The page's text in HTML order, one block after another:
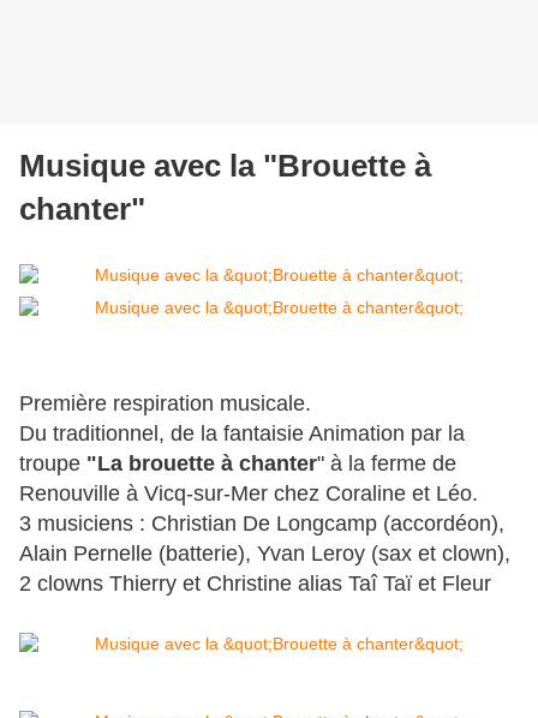
Musique avec la "Brouette à
chanter"
Première respiration musicale.
Du traditionnel, de la fantaisie Animation par la
troupe "La brouette à chanter" à la ferme de
Renouville à Vicq-sur-Mer chez Coraline et Léo.
3 musiciens : Christian De Longcamp (accordéon),
Alain Pernelle (batterie), Yvan Leroy (sax et clown),
2 clowns Thierry et Christine alias Taî Taï et Fleur